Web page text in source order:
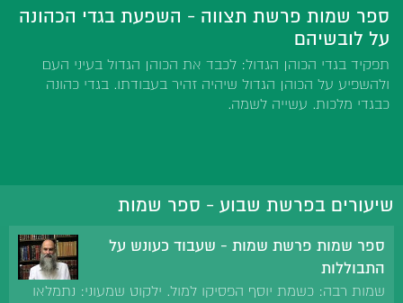
ספר שמות פרשת תצווה - השפעת בגדי הכהונה
על לובשיהם
תפקיד בגדי הכוהן הגדול: לכבד את הכוהן הגדול בעיני העם
ולהשפיע על הכוהן הגדול שיהיה זהיר בעבודתו. בגדי כהונה
כבגדי מלכות. עשייה לשמה.
שיעורים בפרשת שבוע - ספר שמות
ספר שמות פרשת שמות - שעבוד כעונש על
התבוללות
שמות רבה: כשמת יוסף הפסיקו למול. ילקוט שמעוני: נתמלאו